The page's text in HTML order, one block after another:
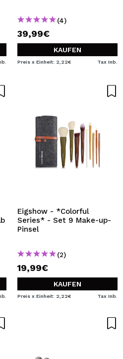
(4)
39,99€
KAUFEN
Preis x Einheit: 2,22€ Tax Inb.
Eigshow - *Colorful
Series* - Set 9 Make-up-
Pinsel
(2)
19,99€
KAUFEN
Preis x Einheit: 2,22€ Tax Inb.